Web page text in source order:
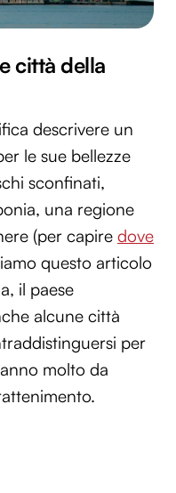
città della
descrivere un
le sue bellezze
sconfinati,
una regione
(per capire dove
questo articolo
il paese
alcune città
per
molto da